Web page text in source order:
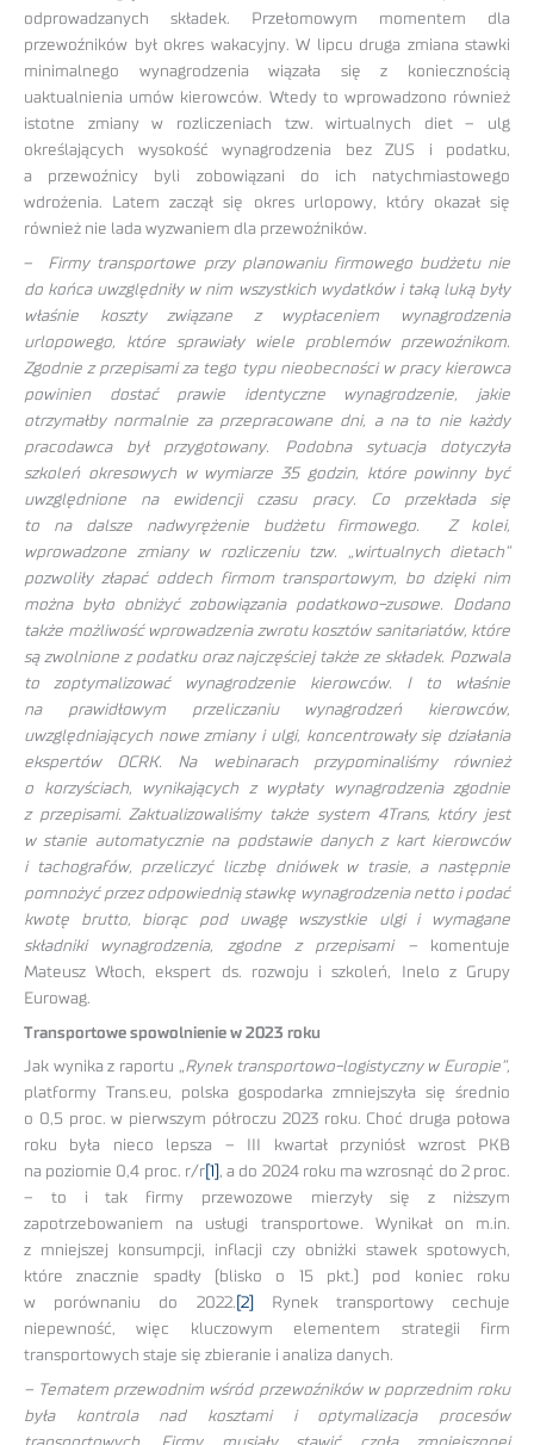
odprowadzanych składek. Przełomowym momentem dla
przewoźników był okres wakacyjny. W lipcu druga zmiana stawki
minimalnego wynagrodzenia wiązała się z koniecznością
uaktualnienia umów kierowców. Wtedy to wprowadzono również
istotne zmiany w rozliczeniach tzw. wirtualnych diet – ulg
określających wysokość wynagrodzenia bez ZUS i podatku,
a przewoźnicy byli zobowiązani do ich natychmiastowego
wdrożenia. Latem zaczął się okres urlopowy, który okazał się
również nie lada wyzwaniem dla przewoźników.
– Firmy transportowe przy planowaniu firmowego budżetu nie
do końca uwzględniły w nim wszystkich wydatków i taką luką były
właśnie koszty związane z wypłaceniem wynagrodzenia
urlopowego, które sprawiały wiele problemów przewoźnikom.
Zgodnie z przepisami za tego typu nieobecności w pracy kierowca
powinien dostać prawie identyczne wynagrodzenie, jakie
otrzymałby normalnie za przepracowane dni, a na to nie każdy
pracodawca był przygotowany. Podobna sytuacja dotyczyła
szkoleń okresowych w wymiarze 35 godzin, które powinny być
uwzględnione na ewidencji czasu pracy. Co przekłada się
to na dalsze nadwyrężenie budżetu firmowego. Z kolei,
wprowadzone zmiany w rozliczeniu tzw. „wirtualnych dietach”
pozwoliły złapać oddech firmom transportowym, bo dzięki nim
można było obniżyć zobowiązania podatkowo-zusowe. Dodano
także możliwość wprowadzenia zwrotu kosztów sanitariatów, które
są zwolnione z podatku oraz najczęściej także ze składek. Pozwala
to zoptymalizować wynagrodzenie kierowców. I to właśnie
na prawidłowym przeliczaniu wynagrodzeń kierowców,
uwzględniających nowe zmiany i ulgi, koncentrowały się działania
ekspertów OCRK. Na webinarach przypominaliśmy również
o korzyściach, wynikających z wypłaty wynagrodzenia zgodnie
z przepisami. Zaktualizowaliśmy także system 4Trans, który jest
w stanie automatycznie na podstawie danych z kart kierowców
i tachografów, przeliczyć liczbę dniówek w trasie, a następnie
pomnożyć przez odpowiednią stawkę wynagrodzenia netto i podać
kwotę brutto, biorąc pod uwagę wszystkie ulgi i wymagane
składniki wynagrodzenia, zgodne z przepisami – komentuje
Mateusz Włoch, ekspert ds. rozwoju i szkoleń, Inelo z Grupy
Eurowag.
Transportowe spowolnienie w 2023 roku
Jak wynika z raportu „Rynek transportowo-logistyczny w Europie”,
platformy Trans.eu, polska gospodarka zmniejszyła się średnio
o 0,5 proc. w pierwszym półroczu 2023 roku. Choć druga połowa
roku była nieco lepsza – III kwartał przyniósł wzrost PKB
na poziomie 0,4 proc. r/r[1] , a do 2024 roku ma wzrosnąć do 2 proc.
– to i tak firmy przewozowe mierzyły się z niższym
zapotrzebowaniem na usługi transportowe. Wynikał on m.in.
z mniejszej konsumpcji, inflacji czy obniżki stawek spotowych,
które znacznie spadły (blisko o 15 pkt.) pod koniec roku
w porównaniu do 2022. [2]
Rynek transportowy cechuje
niepewność, więc kluczowym elementem strategii firm
transportowych staje się zbieranie i analiza danych.
– Tematem przewodnim wśród przewoźników w poprzednim roku
była kontrola nad kosztami i optymalizacja procesów